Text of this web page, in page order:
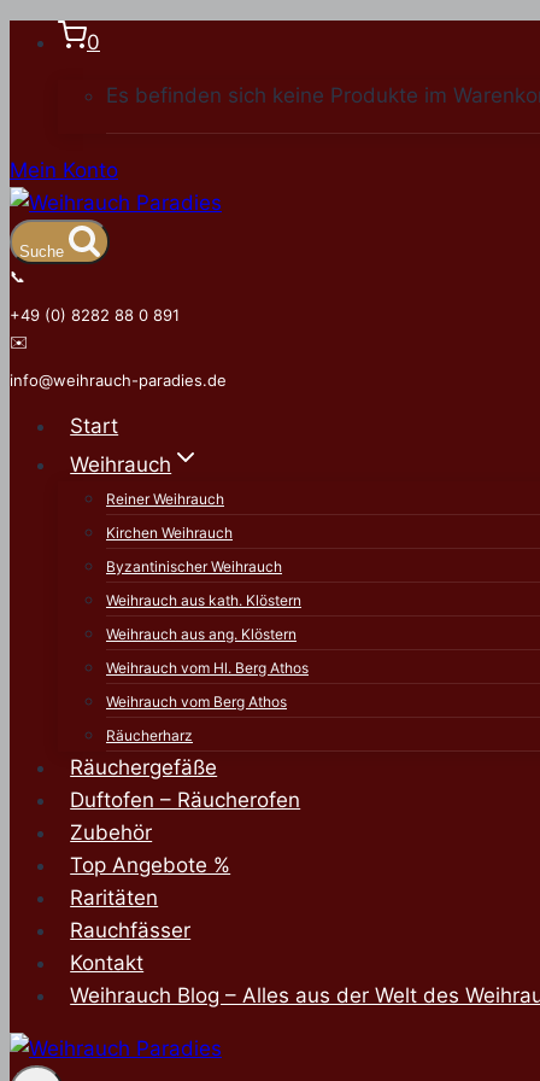
Zum
springen
0
Es befinden sich keine Produkte im
Mein Konto
Suche
📞
+49 (0) 8282 88 0 891
✉️
info@weihrauch-paradies.de
Start
Weihrauch
Reiner Weihrauch
Kirchen Weihrauch
Byzantinischer Weihrauch
Weihrauch aus kath. Klöstern
Weihrauch aus ang. Klöstern
Weihrauch vom Hl. Berg Athos
Weihrauch vom Berg Athos
Räucherharz
Räuchergefäße
Duftofen – Räucherofen
Zubehör
Top Angebote %
Raritäten
Rauchfässer
Kontakt
Weihrauch Blog – Alles aus der Welt des